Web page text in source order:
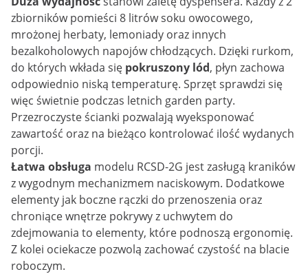
zbiorników pomieści 8 litrów soku owocowego,
mrożonej herbaty, lemoniady oraz innych
bezalkoholowych napojów chłodzących. Dzięki rurkom,
do których wkłada się pokruszony lód, płyn zachowa
odpowiednio niską temperaturę. Sprzęt sprawdzi się
więc świetnie podczas letnich garden party.
Przezroczyste ścianki pozwalają wyeksponować
zawartość oraz na bieżąco kontrolować ilość wydanych
porcji.
Łatwa obsługa modelu RCSD-2G jest zasługą kraników
z wygodnym mechanizmem naciskowym. Dodatkowe
elementy jak boczne rączki do przenoszenia oraz
chroniące wnętrze pokrywy z uchwytem do
zdejmowania to elementy, które podnoszą ergonomię.
Z kolei ociekacze pozwolą zachować czystość na blacie
roboczym.